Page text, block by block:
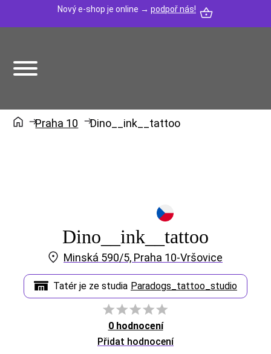
Nový e-shop je online → podpoř nás!
Praha 10 Dino__ink__tattoo
Dino__ink__tattoo
Minská 590/5, Praha 10-Vršovice
Tatér je ze studia Paradogs_tattoo_studio
0 hodnocení
Přidat hodnocení